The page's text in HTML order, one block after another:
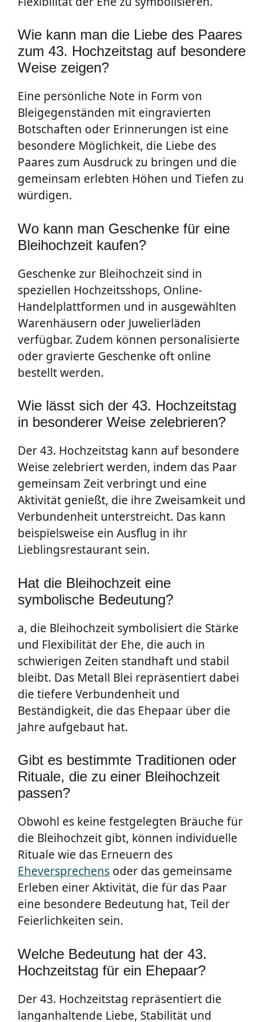
Wie kann man die Liebe des Paares
zum 43. Hochzeitstag auf besondere
Weise zeigen?
Eine persönliche Note in Form von
Bleigegenständen mit eingravierten
Botschaften oder Erinnerungen ist eine
besondere Möglichkeit, die Liebe des
Paares zum Ausdruck zu bringen und die
gemeinsam erlebten Höhen und Tiefen zu
würdigen.
Wo kann man Geschenke für eine
Bleihochzeit kaufen?
Geschenke zur Bleihochzeit sind in
speziellen Hochzeitsshops, Online-
Handelplattformen und in ausgewählten
Warenhäusern oder Juwelierläden
verfügbar. Zudem können personalisierte
oder gravierte Geschenke oft online
bestellt werden.
Wie lässt sich der 43. Hochzeitstag
in besonderer Weise zelebrieren?
Der 43. Hochzeitstag kann auf besondere
Weise zelebriert werden, indem das Paar
gemeinsam Zeit verbringt und eine
Aktivität genießt, die ihre Zweisamkeit und
Verbundenheit unterstreicht. Das kann
beispielsweise ein Ausflug in ihr
Lieblingsrestaurant sein.
Hat die Bleihochzeit eine
symbolische Bedeutung?
a, die Bleihochzeit symbolisiert die Stärke
und Flexibilität der Ehe, die auch in
schwierigen Zeiten standhaft und stabil
bleibt. Das Metall Blei repräsentiert dabei
die tiefere Verbundenheit und
Beständigkeit, die das Ehepaar über die
Jahre aufgebaut hat.
Gibt es bestimmte Traditionen oder
Rituale, die zu einer Bleihochzeit
passen?
Obwohl es keine festgelegten Bräuche für
die Bleihochzeit gibt, können individuelle
Rituale wie das Erneuern des
Eheversprechens oder das gemeinsame
Erleben einer Aktivität, die für das Paar
eine besondere Bedeutung hat, Teil der
Feierlichkeiten sein.
Welche Bedeutung hat der 43.
Hochzeitstag für ein Ehepaar?
Der 43. Hochzeitstag repräsentiert die
langanhaltende Liebe, Stabilität und